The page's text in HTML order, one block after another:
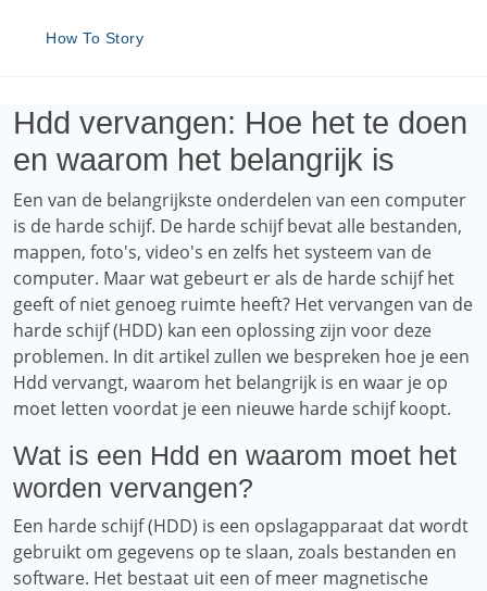
How To Story
Hdd vervangen: Hoe het te doen
en waarom het belangrijk is
Een van de belangrijkste onderdelen van een computer
is de harde schijf. De harde schijf bevat alle bestanden,
mappen, foto's, video's en zelfs het systeem van de
computer. Maar wat gebeurt er als de harde schijf het
geeft of niet genoeg ruimte heeft? Het vervangen van de
harde schijf (HDD) kan een oplossing zijn voor deze
problemen. In dit artikel zullen we bespreken hoe je een
Hdd vervangt, waarom het belangrijk is en waar je op
moet letten voordat je een nieuwe harde schijf koopt.
Wat is een Hdd en waarom moet het
worden vervangen?
Een harde schijf (HDD) is een opslagapparaat dat wordt
gebruikt om gegevens op te slaan, zoals bestanden en
software. Het bestaat uit een of meer magnetische